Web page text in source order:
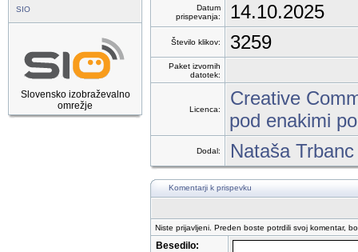
SIO
Slovensko izobraževalno
omrežje
Datum
prispevanja:
14.10.2025
Število klikov: 3259
Paket izvornih
datotek:
Licenca:
Creative
pod enakimi
Dodal: Nataša Trbanc
Komentarji k prispevku
Niste prijavljeni. Preden boste potrdili svoj komentar,
Besedilo: